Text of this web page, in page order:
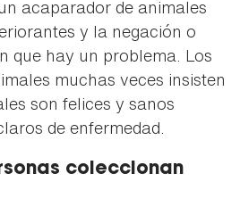
acaparador de animales
y la negación o
que hay un problema. Los
muchas veces insisten
son felices y sanos
de enfermedad.
coleccionan